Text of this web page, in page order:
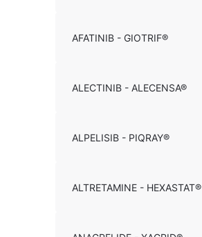
AFATINIB - GIOTRIF®
ALECTINIB - ALECENSA®
ALPELISIB - PIQRAY®
ALTRETAMINE - HEXASTAT®